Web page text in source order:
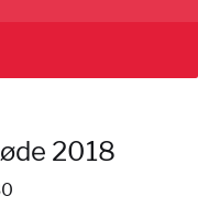
2018